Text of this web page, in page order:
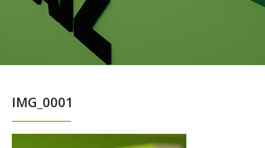
IMG_0001